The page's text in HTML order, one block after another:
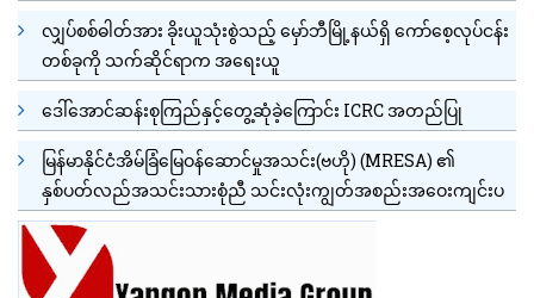
လျှပ်စစ်ဓါတ်အား ခိုးယူသုံးစွဲသည့် မှော်ဘီမြို့နယ်ရှိ ကော်စေ့လုပ်ငန်း
တစ်ခုကို သက်ဆိုင်ရာက အရေးယူ
ဒေါ်အောင်ဆန်းစုကြည်နှင့်တွေ့ဆုံခဲ့ကြောင်း ICRC အတည်ပြု
မြန်မာနိုင်ငံအိမ်ခြံမြေဝန်ဆောင်မှုအသင်း(ဗဟို) (MRESA) ၏
နှစ်ပတ်လည်အသင်းသားစုံညီ သင်းလုံးကျွတ်အစည်းအဝေးကျင်းပ